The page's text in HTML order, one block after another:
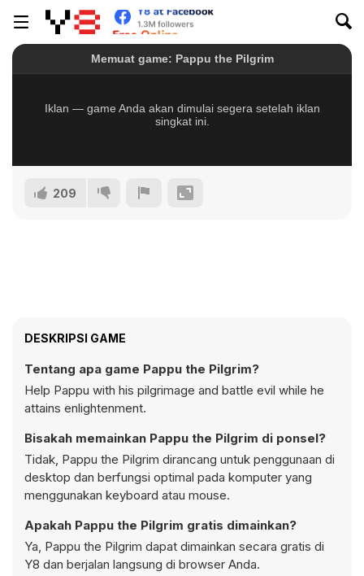
209
DESKRIPSI GAME
Tentang apa game Pappu the Pilgrim?
Help Pappu with his pilgrimage and battle evil while he
attains enlightenment.
Bisakah memainkan Pappu the Pilgrim di ponsel?
Tidak, Pappu the Pilgrim dirancang untuk penggunaan di
desktop dan berfungsi optimal pada komputer yang
menggunakan keyboard atau mouse.
Apakah Pappu the Pilgrim gratis dimainkan?
Ya, Pappu the Pilgrim dapat dimainkan secara gratis di
Y8 dan berjalan langsung di browser Anda.